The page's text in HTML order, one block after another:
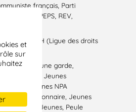
et
sur
français, Parti
PEPS, REV,
: Attac, LDH (Ligue des droits
:FJR, Jeune garde,
Jeunes
Jeunes NPA
NPA Révolutionnaire, Jeunes
PEPS Jeunes, Peule